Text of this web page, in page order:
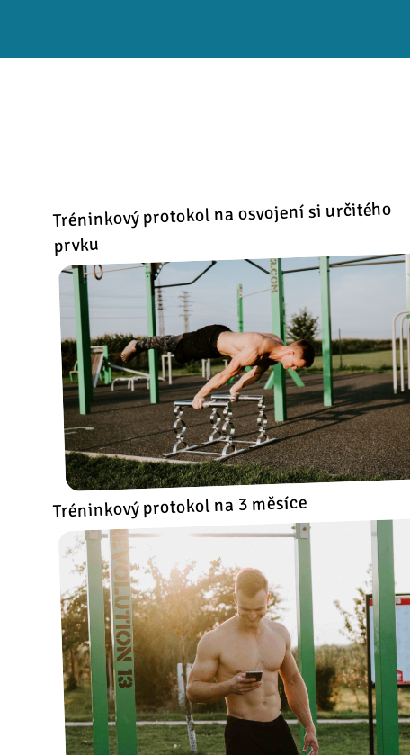
Tréninkový protokol na osvojení si určitého
prvku
Tréninkový protokol na 3 měsíce